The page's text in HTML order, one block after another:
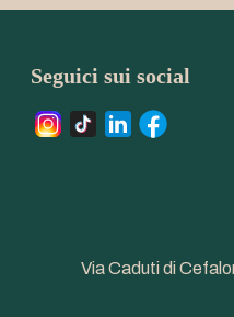
Seguici sui social
Via Caduti di